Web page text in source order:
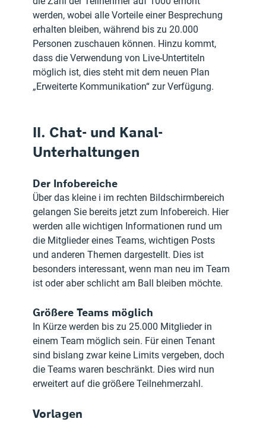
werden, wobei alle Vorteile einer Besprechung
erhalten bleiben, während bis zu 20.000
Personen zuschauen können. Hinzu kommt,
dass die Verwendung von Live-Untertiteln
möglich ist, dies steht mit dem neuen Plan
„Erweiterte Kommunikation“ zur Verfügung.
II. Chat- und Kanal-
Unterhaltungen
Der Infobereiche
Über das kleine i im rechten Bildschirmbereich
gelangen Sie bereits jetzt zum Infobereich. Hier
werden alle wichtigen Informationen rund um
die Mitglieder eines Teams, wichtigen Posts
und anderen Themen dargestellt. Dies ist
besonders interessant, wenn man neu im Team
ist oder aber schlicht am Ball bleiben möchte.
Größere Teams möglich
In Kürze werden bis zu 25.000 Mitglieder in
einem Team möglich sein. Für einen Tenant
sind bislang zwar keine Limits vergeben, doch
die Teams waren beschränkt. Dies wird nun
erweitert auf die größere Teilnehmerzahl.
Vorlagen